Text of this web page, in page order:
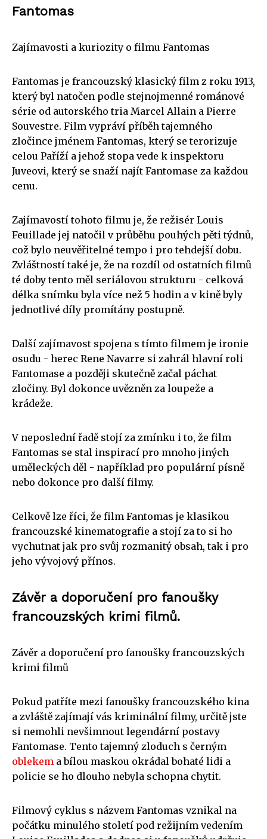
Fantomas
Zajímavosti a kuriozity o filmu Fantomas
Fantomas je francouzský klasický film z roku 1913,
který byl natočen podle stejnojmenné románové
série od autorského tria Marcel Allain a Pierre
Souvestre. Film vypráví příběh tajemného
zločince jménem Fantomas, který se terorizuje
celou Paříží a jehož stopa vede k inspektoru
Juveovi, který se snaží najít Fantomase za každou
cenu.
Zajímavostí tohoto filmu je, že režisér Louis
Feuillade jej natočil v průběhu pouhých pěti týdnů,
což bylo neuvěřitelné tempo i pro tehdejší dobu.
Zvláštností také je, že na rozdíl od ostatních filmů
té doby tento měl seriálovou strukturu - celková
délka snímku byla více než 5 hodin a v kině byly
jednotlivé díly promítány postupně.
Další zajímavost spojena s tímto filmem je ironie
osudu - herec Rene Navarre si zahrál hlavní roli
Fantomase a později skutečně začal páchat
zločiny. Byl dokonce uvězněn za loupeže a
krádeže.
V neposlední řadě stojí za zmínku i to, že film
Fantomas se stal inspirací pro mnoho jiných
uměleckých děl - například pro populární písně
nebo dokonce pro další filmy.
Celkově lze říci, že film Fantomas je klasikou
francouzské kinematografie a stojí za to si ho
vychutnat jak pro svůj rozmanitý obsah, tak i pro
jeho vývojový přínos.
Závěr a doporučení pro fanoušky
francouzských krimi filmů.
Závěr a doporučení pro fanoušky francouzských
krimi filmů
Pokud patříte mezi fanoušky francouzského kina
a zvláště zajímají vás kriminální filmy, určitě jste
si nemohli nevšimnout legendární postavy
Fantomase. Tento tajemný zloduch s černým
oblekem a bílou maskou okrádal bohaté lidi a
policie se ho dlouho nebyla schopna chytit.
Filmový cyklus s názvem Fantomas vznikal na
počátku minulého století pod režijním vedením